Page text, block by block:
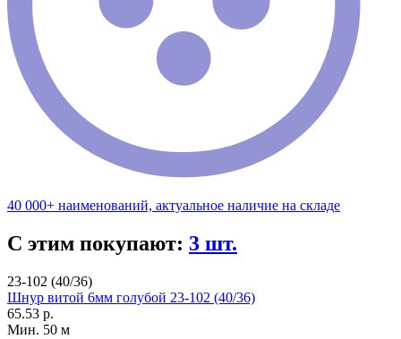
40 000+ наименований, актуальное наличие на складе
С этим покупают: 3 шт.
23-102 (40/36)
Шнур витой 6мм голубой 23-102 (40/36)
65.53 р.
Мин. 50 м